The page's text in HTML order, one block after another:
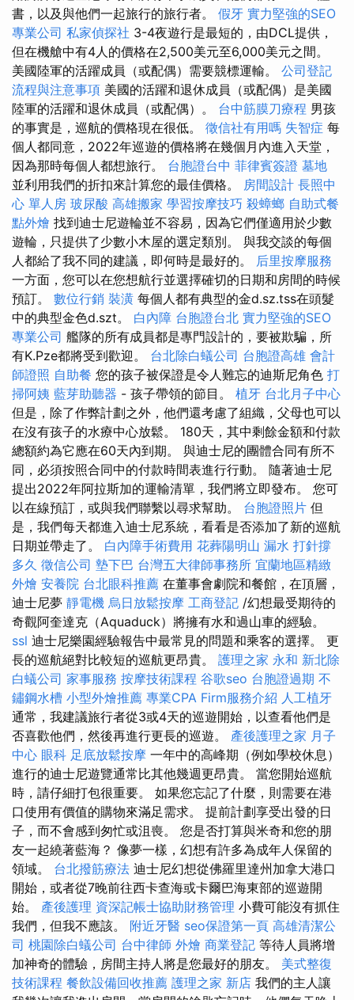
書，以及與他們一起旅行的旅行者。 假牙 實力堅強的SEO
專業公司 私家偵探社 3-4夜遊行是最短的，由DCL提供，
但在機艙中有4人的價格在2,500美元至6,000美元之間。
美國陸軍的活躍成員（或配偶）需要競標運輸。 公司登記
流程與注意事項 美國的活躍和退休成員（或配偶）是美國
陸軍的活躍和退休成員（或配偶）。 台中筋膜刀療程 男孩
的事實是，巡航的價格現在很低。 徵信社有用嗎 失智症 每
個人都同意，2022年巡遊的價格將在幾個月內進入天堂，
因為那時每個人都想旅行。 台胞證台中 菲律賓簽證 墓地
並利用我們的折扣來計算您的最佳價格。 房間設計 長照中
心 單人房 玻尿酸 高雄搬家 學習按摩技巧 殺蟑螂 自助式餐
點外燴 找到迪士尼遊輪並不容易，因為它們僅適用於少數
遊輪，只提供了少數小木屋的選定類別。 與我交談的每個
人都給了我不同的建議，即何時是最好的。 后里按摩服務
一方面，您可以在您想航行並選擇確切的日期和房間的時候
預訂。 數位行銷 裝潢 每個人都有典型的金d.sz.tss在頭髮
中的典型金色d.szt。 白內障 台胞證台北 實力堅強的SEO
專業公司 艦隊的所有成員都是專門設計的，要被欺騙，所
有K.Pze都將受到歡迎。 台北除白蟻公司 台胞證高雄 會計
師證照 自助餐 您的孩子被保證是令人難忘的迪斯尼角色 打
掃阿姨 藍芽助聽器 - 孩子帶領的節目。 植牙 台北月子中心
但是，除了作弊計劃之外，他們還考慮了組織，父母也可以
在沒有孩子的水療中心放鬆。 180天，其中剩餘金額和付款
總額約為它應在60天內到期。 與迪士尼的團體合同有所不
同，必須按照合同中的付款時間表進行行動。 隨著迪士尼
提出2022年阿拉斯加的運輸清單，我們將立即發布。 您可
以在線預訂，或與我們聯繫以尋求幫助。 台胞證照片 但
是，我們每天都進入迪士尼系統，看看是否添加了新的巡航
日期並帶走了。 白內障手術費用 花葬陽明山 漏水 打針撐
多久 徵信公司 墊下巴 台灣五大律師事務所 宜蘭地區精緻
外燴 安養院 台北眼科推薦 在董事會劇院和餐館，在頂層，
迪士尼夢 靜電機 烏日放鬆按摩 工商登記 /幻想最受期待的
奇觀阿奎達克（Aquaduck）將擁有水和過山車的經驗。
ssl 迪士尼樂園經驗報告中最常見的問題和乘客的選擇。 更
長的巡航絕對比較短的巡航更昂貴。 護理之家 永和 新北除
白蟻公司 家事服務 按摩技術課程 谷歌seo 台胞證過期 不
鏽鋼水槽 小型外燴推薦 專業CPA Firm服務介紹 人工植牙
通常，我建議旅行者從3或4天的巡遊開始，以查看他們是
否喜歡他們，然後再進行更長的巡遊。 產後護理之家 月子
中心 眼科 足底放鬆按摩 一年中的高峰期（例如學校休息）
進行的迪士尼遊覽通常比其他幾週更昂貴。 當您開始巡航
時，請仔細打包很重要。 如果您忘記了什麼，則需要在港
口使用有價值的購物來滿足需求。 提前計劃享受出發的日
子，而不會感到匆忙或沮喪。 您是否打算與米奇和您的朋
友一起繞著藍海？ 像夢一樣，幻想有許多為成年人保留的
領域。 台北撥筋療法 迪士尼幻想從佛羅里達州加拿大港口
開始，或者從7晚前往西卡查海或卡爾巴海東部的巡遊開
始。 產後護理 資深記帳士協助財務管理 小費可能沒有抓住
我們，但我不應該。 附近牙醫 seo保證第一頁 高雄清潔公
司 桃園除白蟻公司 台中律師 外燴 商業登記 等待人員將增
加神奇的體驗，房間主持人將是您最好的朋友。 美式整復
技術課程 餐飲設備回收推薦 護理之家 新店 我們的主人讓